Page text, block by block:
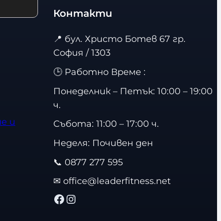
и
Контакти
📍 бул. Христо Ботев 67 гр.
София / 1303
🕒 Работно Време :
Понеделник – Петък: 10:00 – 19:00
ч.
Събота: 11:00 – 17:00 ч.
Неделя: Почивен ден
📞 0877 277 595
✉ office@leaderfitness.net
Facebook Instagram